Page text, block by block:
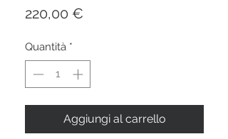
220,00 €
Quantità *
Aggiungi al carrello